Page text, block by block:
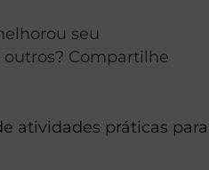
seu
Compartilhe
atividades práticas para